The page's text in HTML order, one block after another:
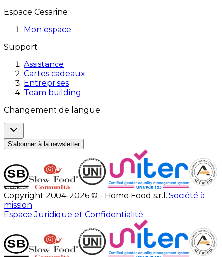
Espace Cesarine
Mon espace
Support
Assistance
Cartes cadeaux
Entreprises
Team building
Changement de langue
S'abonner à la newsletter
Copyright 2004-2026 © - Home Food s.r.l. Société à
mission
Espace Juridique et Confidentialité